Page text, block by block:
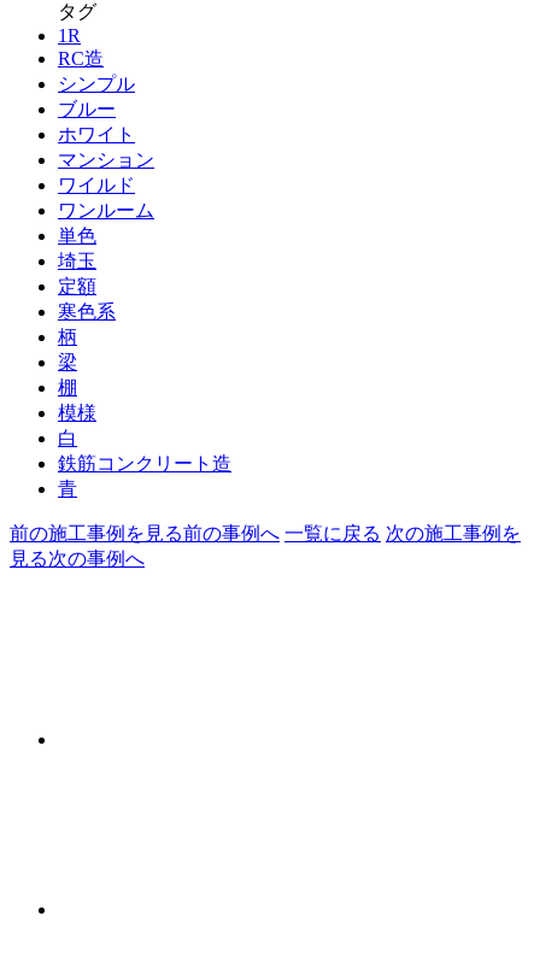
タグ
1R
RC造
シンプル
ブルー
ホワイト
マンション
ワイルド
ワンルーム
単色
埼玉
定額
寒色系
柄
梁
棚
模様
白
鉄筋コンクリート造
青
前の施工事例を見る前の事例へ 一覧に戻る 次の施工事例を
見る次の事例へ